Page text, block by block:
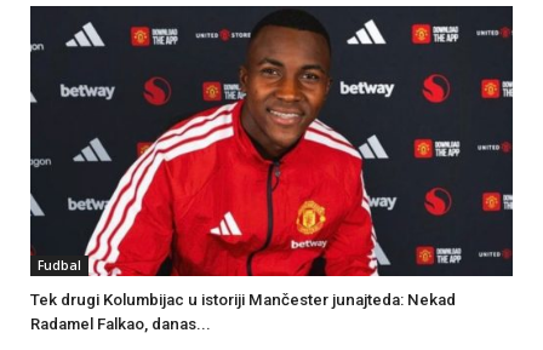
Fudbal
Tek drugi Kolumbijac u istoriji Mančester junajteda: Nekad
Radamel Falkao, danas...